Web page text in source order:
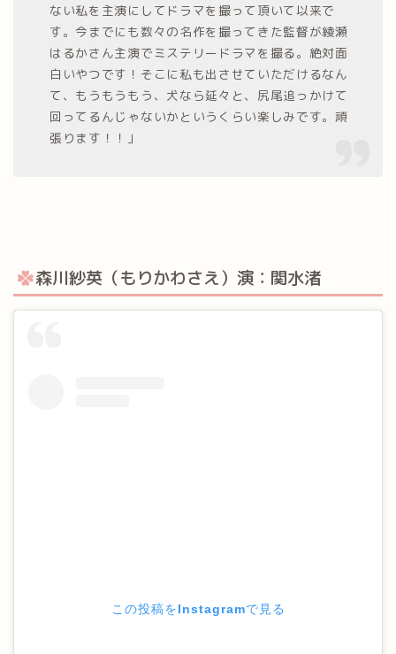
ない私を主演にしてドラマを撮って頂いて以来で
す。今までにも数々の名作を撮ってきた監督が綾瀬
はるかさん主演でミステリードラマを撮る。絶対面
白いやつです！そこに私も出させていただけるなん
て、もうもうもう、犬なら延々と、尻尾追っかけて
回ってるんじゃないかというくらい楽しみです。頑
張ります！！」
森川紗英（もりかわさえ）演：関水渚
この投稿をInstagramで見る